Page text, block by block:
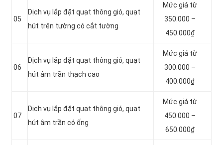
05
Dịch vụ lắp đặt quạt thông gió, quạt
hút trên tường có cắt tường
Mức giá từ
350.000 –
450.000₫
06
Dịch vụ lắp đặt quạt thông gió, quạt
hút âm trần thạch cao
Mức giá từ
300.000 –
400.000₫
07
Dịch vụ lắp đặt quạt thông gió, quạt
hút âm trần có ống
Mức giá từ
450.000 –
650.000₫